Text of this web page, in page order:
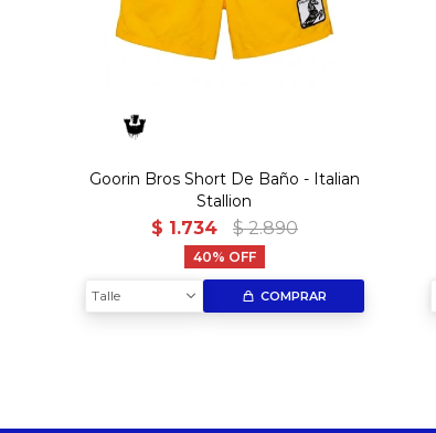
Goorin Bros Short De Baño - Italian
Stallion
$ 1.734 $ 2.890
40
Talle COMPRAR